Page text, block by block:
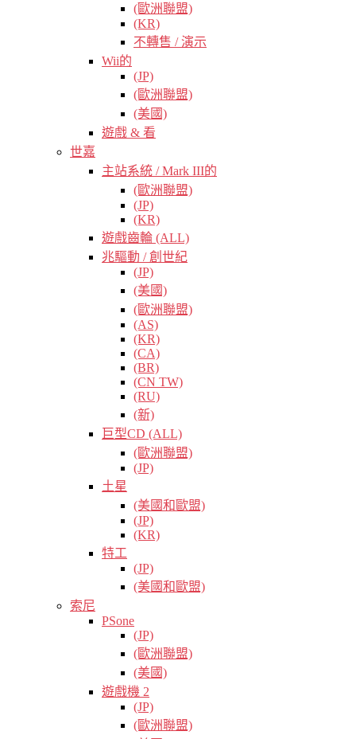
(歐洲聯盟)
(KR)
不轉售 / 演示
Wii的
(JP)
(歐洲聯盟)
(美國)
遊戲 & 看
世嘉
主站系統 / Mark III的
(歐洲聯盟)
(JP)
(KR)
遊戲齒輪 (ALL)
兆驅動 / 創世紀
(JP)
(美國)
(歐洲聯盟)
(AS)
(KR)
(CA)
(BR)
(CN TW)
(RU)
(新)
巨型CD (ALL)
(歐洲聯盟)
(JP)
土星
(美國和歐盟)
(JP)
(KR)
特工
(JP)
(美國和歐盟)
索尼
PSone
(JP)
(歐洲聯盟)
(美國)
遊戲機 2
(JP)
(歐洲聯盟)